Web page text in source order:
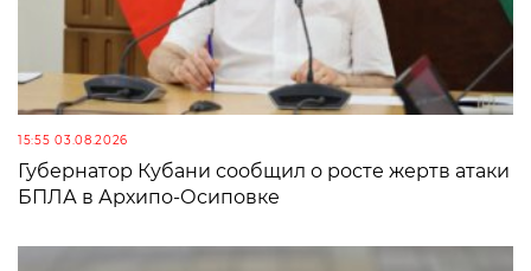
15:55 03.08.2026
Губернатор Кубани сообщил о росте жертв атаки
БПЛА в Архипо-Осиповке